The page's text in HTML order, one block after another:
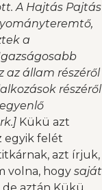
A Hajtás Pajtás
a
az állam részéről
részéről
Kükü azt
egyik felét
azt írjuk,
volna, hogy saját